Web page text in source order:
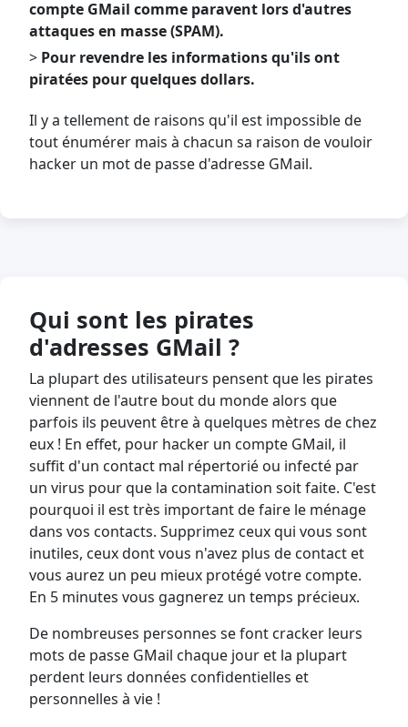
compte GMail comme paravent lors d'autres
attaques en masse (SPAM).
> Pour revendre les informations qu'ils ont
piratées pour quelques dollars.
Il y a tellement de raisons qu'il est impossible de
tout énumérer mais à chacun sa raison de vouloir
hacker un mot de passe d'adresse GMail.
Qui sont les pirates
d'adresses GMail ?
La plupart des utilisateurs pensent que les pirates
viennent de l'autre bout du monde alors que
parfois ils peuvent être à quelques mètres de chez
eux ! En effet, pour hacker un compte GMail, il
suffit d'un contact mal répertorié ou infecté par
un virus pour que la contamination soit faite. C'est
pourquoi il est très important de faire le ménage
dans vos contacts. Supprimez ceux qui vous sont
inutiles, ceux dont vous n'avez plus de contact et
vous aurez un peu mieux protégé votre compte.
En 5 minutes vous gagnerez un temps précieux.
De nombreuses personnes se font cracker leurs
mots de passe GMail chaque jour et la plupart
perdent leurs données confidentielles et
personnelles à vie !